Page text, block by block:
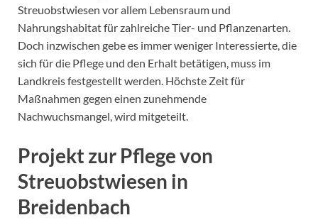
Streuobstwiesen vor allem Lebensraum und
Nahrungshabitat für zahlreiche Tier- und Pflanzenarten.
Doch inzwischen gebe es immer weniger Interessierte, die
sich für die Pflege und den Erhalt betätigen, muss im
Landkreis festgestellt werden. Höchste Zeit für
Maßnahmen gegen einen zunehmende
Nachwuchsmangel, wird mitgeteilt.
Projekt zur Pflege von
Streuobstwiesen in
Breidenbach